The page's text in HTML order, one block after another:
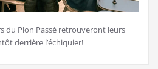
du Pion Passé retrouveront leurs
derrière l’échiquier!